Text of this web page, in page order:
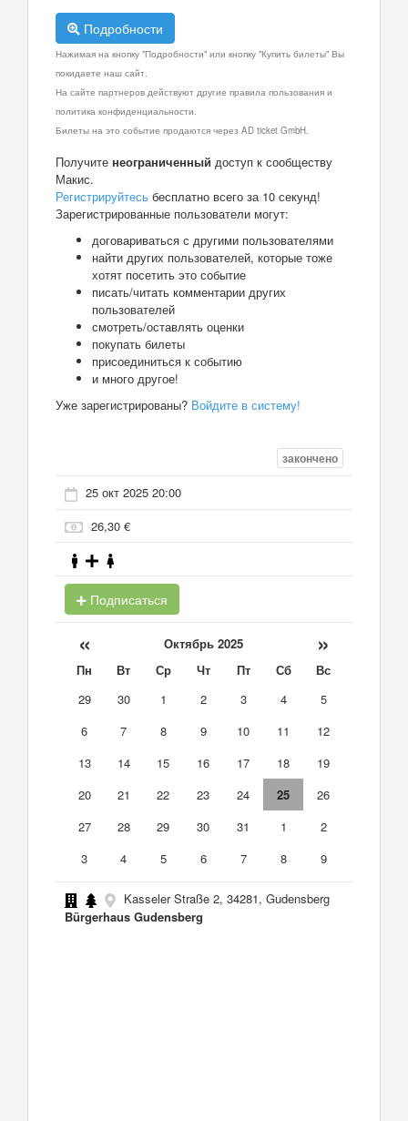
Подробности
Нажимая на кнопку "Подробности" или кнопку "Купить билеты" Вы
покидаете наш сайт.
На сайте партнеров действуют другие правила пользования и
политика конфиденциальности.
Билеты на это событие продаются через AD ticket GmbH.
Получите неограниченный доступ к сообществу
Макис.
Регистрируйтесь бесплатно всего за 10 секунд!
Зарегистрированные пользователи могут:
договариваться с другими пользователями
найти других пользователей, которые тоже
хотят посетить это событие
писать/читать комментарии других
пользователей
смотреть/оставлять оценки
покупать билеты
присоединиться к событию
и много другое!
Уже зарегистрированы? Войдите в систему!
закончено
25 окт 2025 20:00
26,30 €
Подписаться
« Октябрь 2025 »
Пн Вт Ср Чт Пт Сб
Вс
29
30 1 2 3 4
5
6
7 8 9 10 11
12
13
14 15 16 17 18
19
20
21 22 23 24 25
26
27
28 29 30 31 1
2
3
4 5 6 7 8 9
Kasseler Straße 2, 34281, Gudensberg
Bürgerhaus Gudensberg